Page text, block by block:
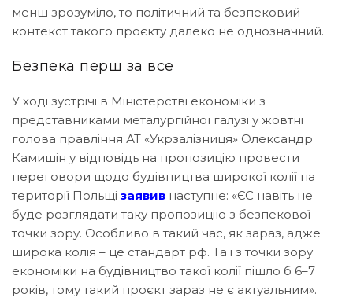
менш зрозуміло, то політичний та безпековий
контекст такого проєкту далеко не однозначний.
Безпека перш за все
У ході зустрічі в Міністерстві економіки з
представниками металургійної галузі у жовтні
голова правління АТ «Укрзалізниця» Олександр
Камишін у відповідь на пропозицію провести
переговори щодо будівництва широкої колії на
території Польщі заявив наступне: «ЄС навіть не
буде розглядати таку пропозицію з безпекової
точки зору. Особливо в такий час, як зараз, адже
широка колія – це стандарт рф. Та і з точки зору
економіки на будівництво такої колії пішло б 6–7
років, тому такий проєкт зараз не є актуальним».